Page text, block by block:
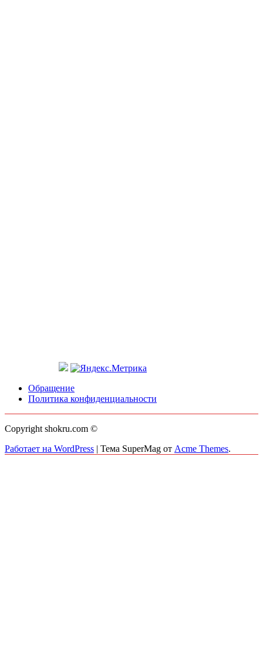
Обращение
Политика конфиденциальности
Copyright shokru.com ©
Работает на WordPress | Тема SuperMag от Acme Themes.